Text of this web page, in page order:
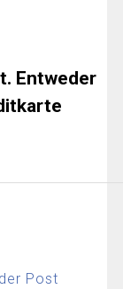
Entweder
Post